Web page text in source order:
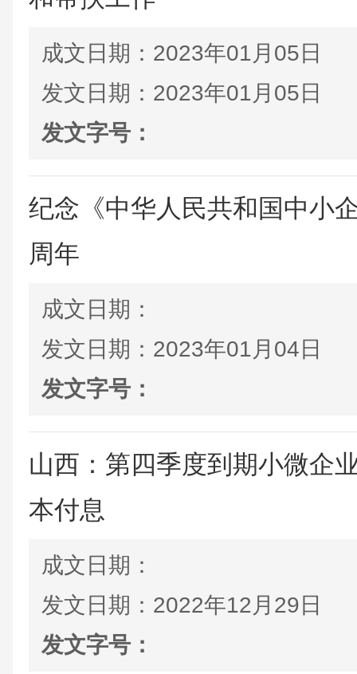
成文日期： 2023年01月05日
发文日期： 2023年01月05日
发文字号：
纪念《中华人民共和国中小
周年
成文日期：
发文日期： 2023年01月04日
发文字号：
山西：第四季度到期小微企
本付息
成文日期：
发文日期： 2022年12月29日
发文字号：